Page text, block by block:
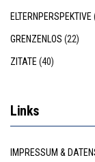
ELTERNPERSPEKTIVE
GRENZENLOS (22)
ZITATE (40)
Links
IMPRESSUM &